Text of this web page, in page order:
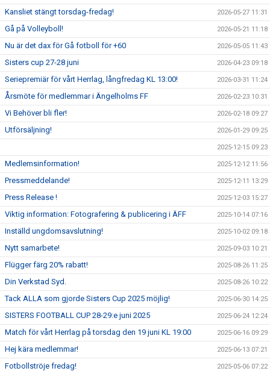
Kansliet stängt torsdag-fredag! 2026-05-27 11:31
Gå på Volleyboll! 2026-05-21 11:18
Nu är det dax för Gå fotboll för +60 2026-05-05 11:43
Sisters cup 27-28 juni 2026-04-23 09:18
Seriepremiär för vårt Herrlag, långfredag KL 13:00! 2026-03-31 11:24
Årsmöte för medlemmar i Ängelholms FF 2026-02-23 10:31
Vi Behöver bli fler! 2026-02-18 09:27
Utförsäljning! 2026-01-29 09:25
2025-12-15 09:23
Medlemsinformation! 2025-12-12 11:56
Pressmeddelande! 2025-12-11 13:29
Press Release ! 2025-12-03 15:27
Viktig information: Fotografering & publicering i ÄFF 2025-10-14 07:16
Inställd ungdomsavslutning! 2025-10-02 09:18
Nytt samarbete! 2025-09-03 10:21
Flügger färg 20% rabatt! 2025-08-26 11:25
Din Verkstad Syd. 2025-08-26 10:22
Tack ALLA som gjorde Sisters Cup 2025 möjlig! 2025-06-30 14:25
SISTERS FOOTBALL CUP 28-29:e juni 2025 2025-06-24 12:24
Match för vårt Herrlag på torsdag den 19 juni KL 19:00 2025-06-16 09:29
Hej kära medlemmar! 2025-06-13 07:21
Fotbollströje fredag! 2025-05-06 07:22